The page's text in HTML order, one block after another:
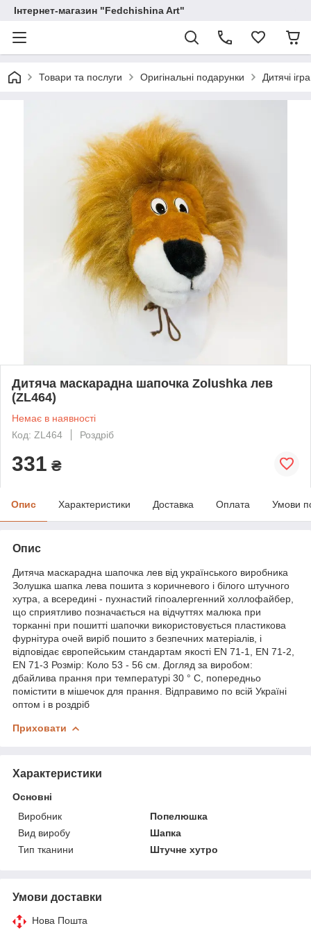
Інтернет-магазин "Fedchishina Art"
Товари та послуги Оригінальні подарунки Дитячі
Дитяча маскарадна шапочка Zolushka лев
(ZL464)
Немає в наявності
Код: ZL464
Роздріб
331 ₴
Опис Характеристики Доставка Оплата Умови
Опис
Дитяча маскарадна шапочка лев від українського виробника
Золушка шапка лева пошита з коричневого і білого штучного
хутра, а всередині - пухнастий гіпоалергенний холлофайбер,
що сприятливо позначається на відчуттях малюка при
торканні при пошитті шапочки використовується пластикова
фурнітура очей виріб пошито з безпечних матеріалів, і
відповідає європейським стандартам якості EN 71-1, EN 71-2,
EN 71-3 Розмір: Коло 53 - 56 см. Догляд за виробом:
дбайлива прання при температурі 30 ° С, попередньо
помістити в мішечок для прання. Відправимо по всій Україні
оптом і в роздріб
Приховати
Характеристики
Основні
Виробник
Попелюшка
Вид виробу
Шапка
Тип тканини
Штучне хутро
Умови доставки
Нова Пошта